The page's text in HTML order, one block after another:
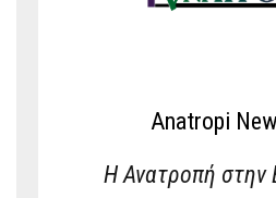
Anatropi
Η Ανατροπή στην